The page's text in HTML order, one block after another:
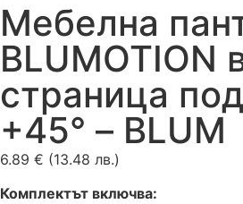
Мебелна
BLUMOTION
страница
+45° – BLUM
6.89 € (13.48 лв.)
Комплектът включва: